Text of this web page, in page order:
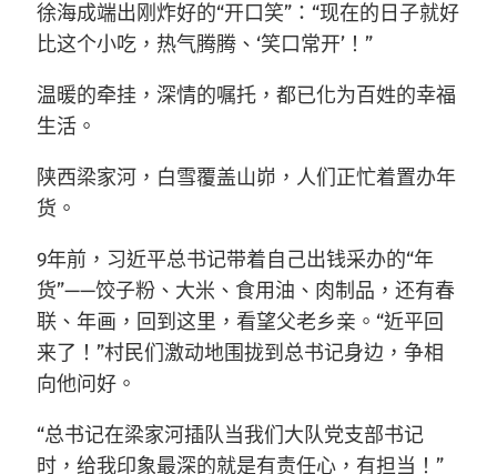
徐海成端出刚炸好的“开口笑”：“现在的日子就好
比这个小吃，热气腾腾、‘笑口常开’！”
温暖的牵挂，深情的嘱托，都已化为百姓的幸福
生活。
陕西梁家河，白雪覆盖山峁，人们正忙着置办年
货。
9年前，习近平总书记带着自己出钱采办的“年
货”——饺子粉、大米、食用油、肉制品，还有春
联、年画，回到这里，看望父老乡亲。“近平回
来了！”村民们激动地围拢到总书记身边，争相
向他问好。
“总书记在梁家河插队当我们大队党支部书记
时，给我印象最深的就是有责任心，有担当！”